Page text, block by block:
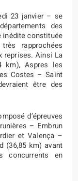
23 janvier – se
des
inédite constituée
rapprochées
reprises. Ainsi La
km), Aspres les
Costes – Saint
être des
d’épreuves
– Embrun
et Valença –
(36,85 km) avant
concurrents en